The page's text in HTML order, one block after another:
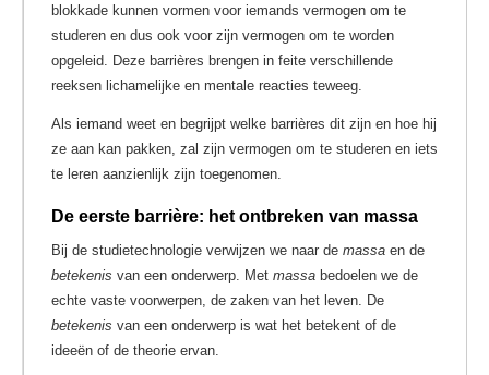
blokkade kunnen vormen voor iemands vermogen om te
studeren en dus ook voor zijn vermogen om te worden
opgeleid. Deze barrières brengen in feite verschillende
reeksen lichamelijke en mentale reacties teweeg.
Als iemand weet en begrijpt welke barrières dit zijn en hoe hij
ze aan kan pakken, zal zijn vermogen om te studeren en iets
te leren aanzienlijk zijn toegenomen.
De eerste barrière: het ontbreken van massa
Bij de studietechnologie verwijzen we naar de massa en de
betekenis van een onderwerp. Met massa bedoelen we de
echte vaste voorwerpen, de zaken van het leven. De
betekenis van een onderwerp is wat het betekent of de
ideeën of de theorie ervan.